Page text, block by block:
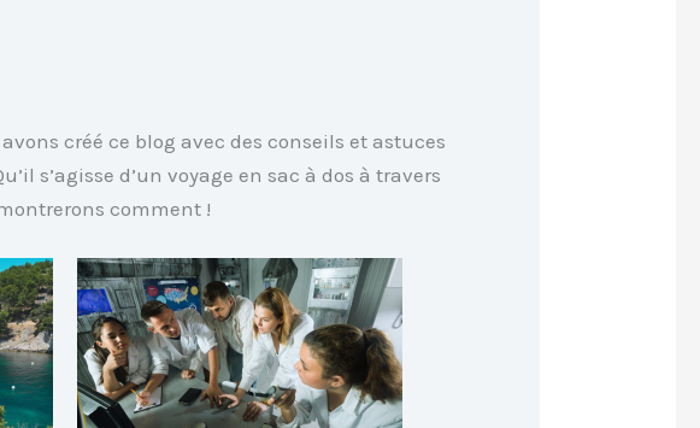
créé ce blog avec des conseils et astuces
s’agisse d’un voyage en sac à dos à travers
comment !